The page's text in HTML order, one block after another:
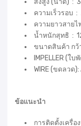
ส่งสูง (น้ำดี) :
ความเร็วรอบ
ความยาวสายไ
น้ำหนักสุทธิ :
ขนาดสินค้า กว้
IMPELLER (ใบ
WIRE (ขดลวด):
ข้อแนะนำ
การติดตั้งเครื่